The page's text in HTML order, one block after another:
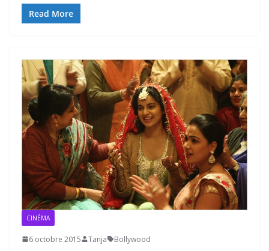
Read More
CINÉMA
6 octobre 2015 Tanja Bollywood